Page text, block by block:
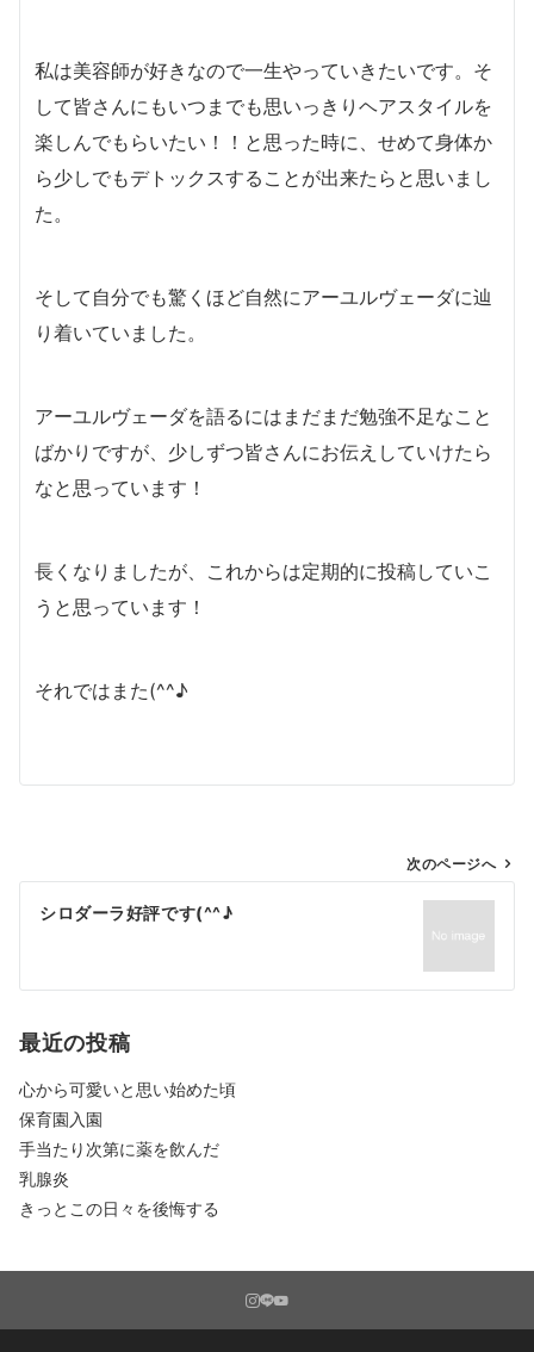
私は美容師が好きなので一生やっていきたいです。そ
して皆さんにもいつまでも思いっきりヘアスタイルを
楽しんでもらいたい！！と思った時に、せめて身体か
ら少しでもデトックスすることが出来たらと思いまし
た。
そして自分でも驚くほど自然にアーユルヴェーダに辿
り着いていました。
アーユルヴェーダを語るにはまだまだ勉強不足なこと
ばかりですが、少しずつ皆さんにお伝えしていけたら
なと思っています！
長くなりましたが、これからは定期的に投稿していこ
うと思っています！
それではまた(^^♪
稿
シ
ン
次のページへ
シロダーラ好評です(^^♪
最近の投稿
心から可愛いと思い始めた頃
保育園入園
手当たり次第に薬を飲んだ
乳腺炎
きっとこの日々を後悔する